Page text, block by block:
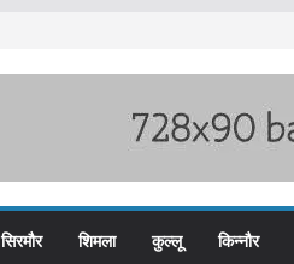
सिरमौर शिमला कुल्लू किन्नौर